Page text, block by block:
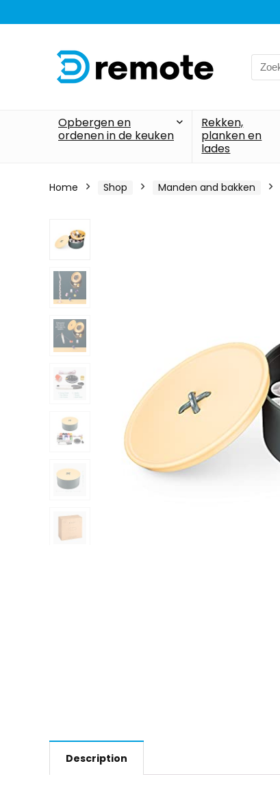
Search
for:
Opbergen en
ordenen in de keuken
Rekken,
planken en
lades
Home Shop Manden and bakken
Description